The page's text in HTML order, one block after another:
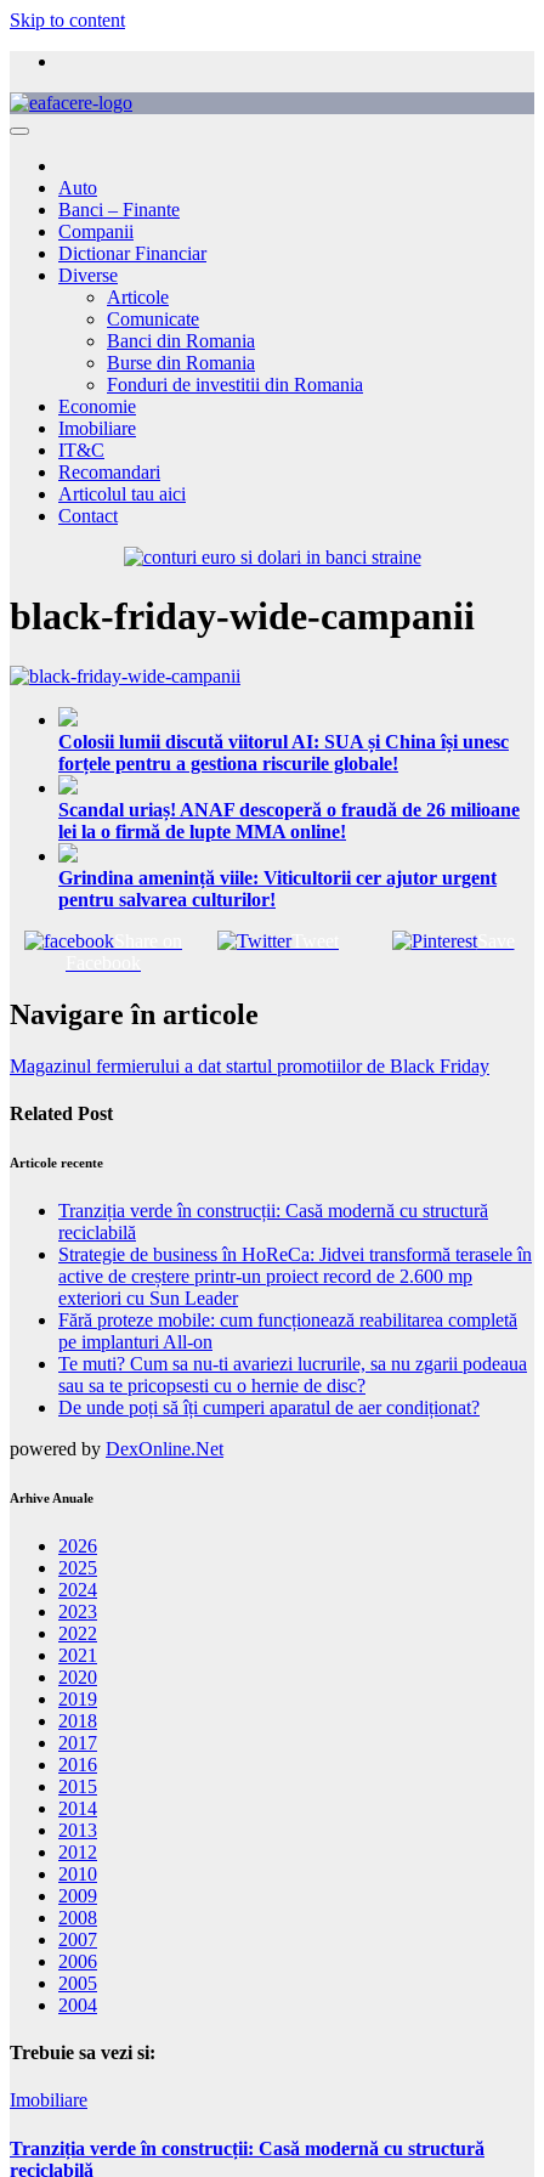
Skip to content
Auto
Banci – Finante
Companii
Dictionar Financiar
Diverse
Articole
Comunicate
Banci din Romania
Burse din Romania
Fonduri de investitii din Romania
Economie
Imobiliare
IT&C
Recomandari
Articolul tau aici
Contact
black-friday-wide-campanii
Colosii lumii discută viitorul AI: SUA și China își unesc
forțele pentru a gestiona riscurile globale!
Scandal uriaș! ANAF descoperă o fraudă de 26 milioane
lei la o firmă de lupte MMA online!
Grindina amenință viile: Viticultorii cer ajutor urgent
pentru salvarea culturilor!
Tweet Save
Navigare în articole
Magazinul fermierului a dat startul promotiilor de Black Friday
Related Post
Articole recente
Tranziția verde în construcții: Casă modernă cu structură
reciclabilă
Strategie de business în HoReCa: Jidvei transformă terasele în
active de creștere printr-un proiect record de 2.600 mp
exteriori cu Sun Leader
Fără proteze mobile: cum funcționează reabilitarea completă
pe implanturi All-on
Te muti? Cum sa nu-ti avariezi lucrurile, sa nu zgarii podeaua
sau sa te pricopsesti cu o hernie de disc?
De unde poți să îți cumperi aparatul de aer condiționat?
powered by DexOnline.Net
Arhive Anuale
2026
2025
2024
2023
2022
2021
2020
2019
2018
2017
2016
2015
2014
2013
2012
2010
2009
2008
2007
2006
2005
2004
Trebuie sa vezi si:
Imobiliare
Tranziția verde în construcții: Casă modernă cu structură
reciclabilă